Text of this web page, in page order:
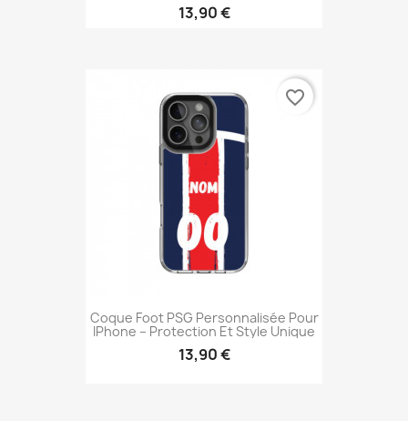
13,90 €
Coque Foot PSG Personnalisée Pour
IPhone – Protection Et Style Unique
13,90 €
favorite_border